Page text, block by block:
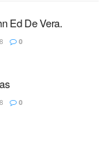
Ed De Vera.
0
0